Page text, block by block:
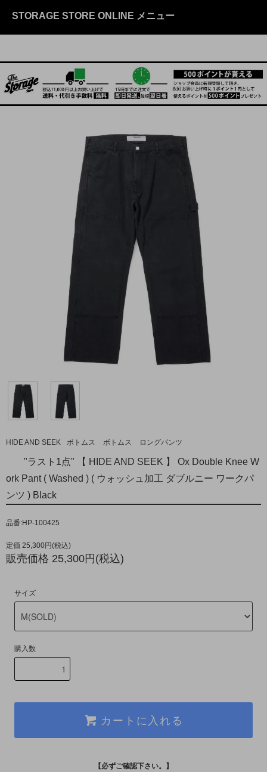
STORAGE STORE ONLINE メニュー
HIDE AND SEEK ボトムス ボトムス ロングパンツ
"ラスト1点" 【 HIDE AND SEEK 】 Ox Double Knee W
ork Pant ( Washed ) ( ウォッシュ加工 ダブルニー ワークパ
ンツ ) Black
品番:HP-100425
定価 25,300円(税込)
販売価格 25,300円(税込)
サイズ
購入数
カートに入れる
【必ずご確認下さい。】